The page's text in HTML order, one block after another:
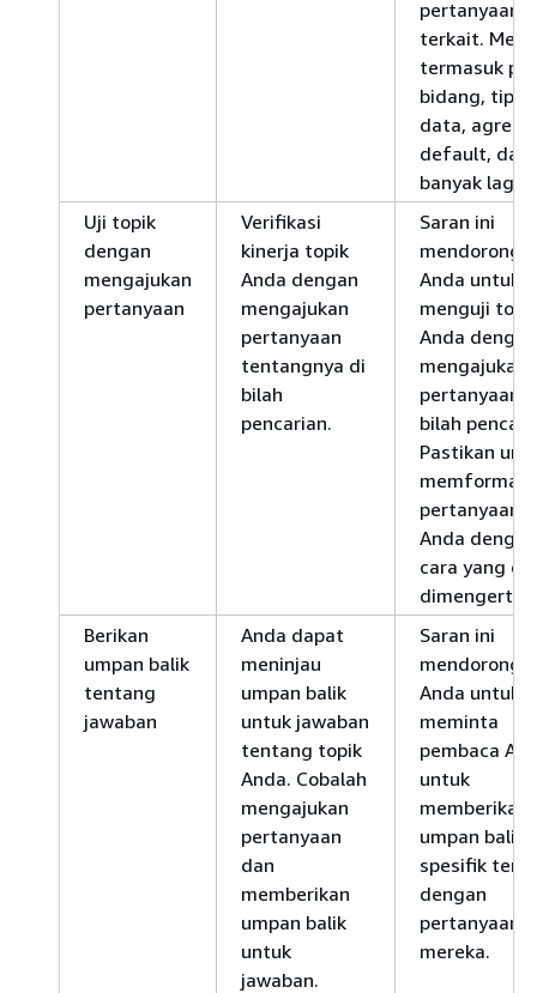
pertanyaan
terkait.
termasuk
bidang, tipe
data,
default, dan
banyak lagi.
Uji topik
dengan
mengajukan
pertanyaan
Verifikasi
kinerja topik
Anda dengan
mengajukan
pertanyaan
tentangnya di
bilah
pencarian.
Saran ini
mendorong
Anda untuk
menguji
Anda dengan
mengajukan
pertanyaan
bilah
Pastikan
memformat
pertanyaan
Anda dengan
cara yang
dimengerti.
Berikan
umpan balik
tentang
jawaban
Anda dapat
meninjau
umpan balik
untuk jawaban
tentang topik
Anda. Cobalah
mengajukan
pertanyaan
dan
memberikan
umpan balik
untuk
jawaban.
Saran ini
mendorong
Anda untuk
meminta
pembaca
untuk
memberikan
umpan balik
spesifik
dengan
pertanyaan
mereka.